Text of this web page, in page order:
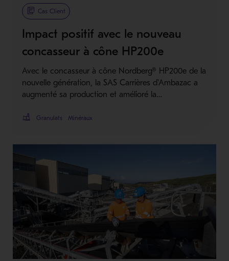
Cas Client
Impact positif avec le nouveau
concasseur à cône HP200e
Avec le concasseur à cône Nordberg® HP200e de la
nouvelle génération, la SAS Carrières d'Ambazac a
augmenté sa production et amélioré la…
Granulats Minéraux